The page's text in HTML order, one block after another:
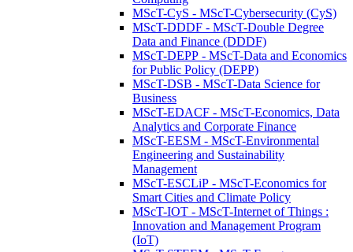
MScT-CyS - MScT-Cybersecurity (CyS)
MScT-DDDF - MScT-Double Degree
Data and Finance (DDDF)
MScT-DEPP - MScT-Data and Economics
for Public Policy (DEPP)
MScT-DSB - MScT-Data Science for
Business
MScT-EDACF - MScT-Economics, Data
Analytics and Corporate Finance
MScT-EESM - MScT-Environmental
Engineering and Sustainability
Management
MScT-ESCLiP - MScT-Economics for
Smart Cities and Climate Policy
MScT-IOT - MScT-Internet of Things :
Innovation and Management Program
(IoT)